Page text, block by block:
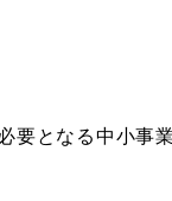
要となる中小事